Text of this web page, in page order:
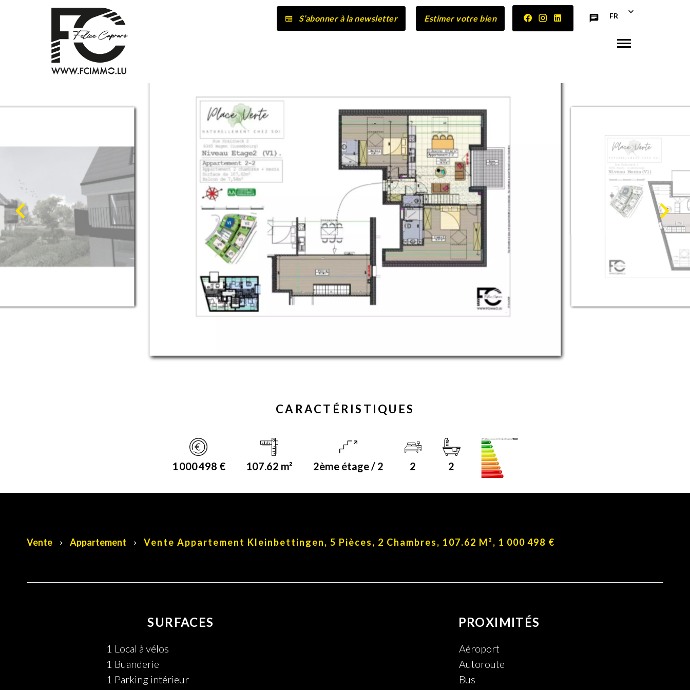
S’abonner à la newsletter Estimer votre bien FR
CARACTÉRISTIQUES
1 000 498 € 107.62 m² 2ème étage / 2 2 2
A+
DPE (Diagnostique de Performance Energétique)
Vente Appartement Vente Appartement Kleinbettingen, 5 Pièces, 2 Chambres, 107.62 M², 1 000 498 €
SURFACES
1 Local à vélos
1 Buanderie
1 Parking intérieur
PROXIMITÉS
Aéroport
Autoroute
Bus